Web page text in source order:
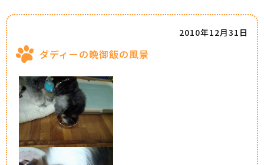
ダディーの晩御飯の風景
2010年12月31日